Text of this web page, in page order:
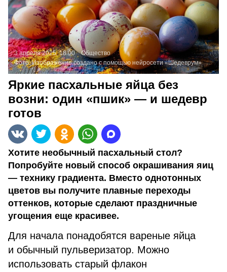
3 апреля 2025, 18:00
Общество
Фото:Изображение создано с помощью нейросети «Шедеврум»
Яркие пасхальные яйца без
возни: один «пшик» — и шедевр
готов
Хотите необычный пасхальный стол?
Попробуйте новый способ окрашивания яиц
— технику градиента. Вместо однотонных
цветов вы получите плавные переходы
оттенков, которые сделают праздничные
угощения еще красивее.
Для начала понадобятся вареные яйца
и обычный пульверизатор. Можно
использовать старый флакон